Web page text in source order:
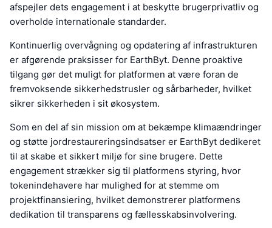
afspejler dets engagement i at beskytte brugerprivatliv og
overholde internationale standarder.
Kontinuerlig overvågning og opdatering af infrastrukturen
er afgørende praksisser for EarthByt. Denne proaktive
tilgang gør det muligt for platformen at være foran de
fremvoksende sikkerhedstrusler og sårbarheder, hvilket
sikrer sikkerheden i sit økosystem.
Som en del af sin mission om at bekæmpe klimaændringer
og støtte jordrestaureringsindsatser er EarthByt dedikeret
til at skabe et sikkert miljø for sine brugere. Dette
engagement strækker sig til platformens styring, hvor
tokenindehavere har mulighed for at stemme om
projektfinansiering, hvilket demonstrerer platformens
dedikation til transparens og fællesskabsinvolvering.